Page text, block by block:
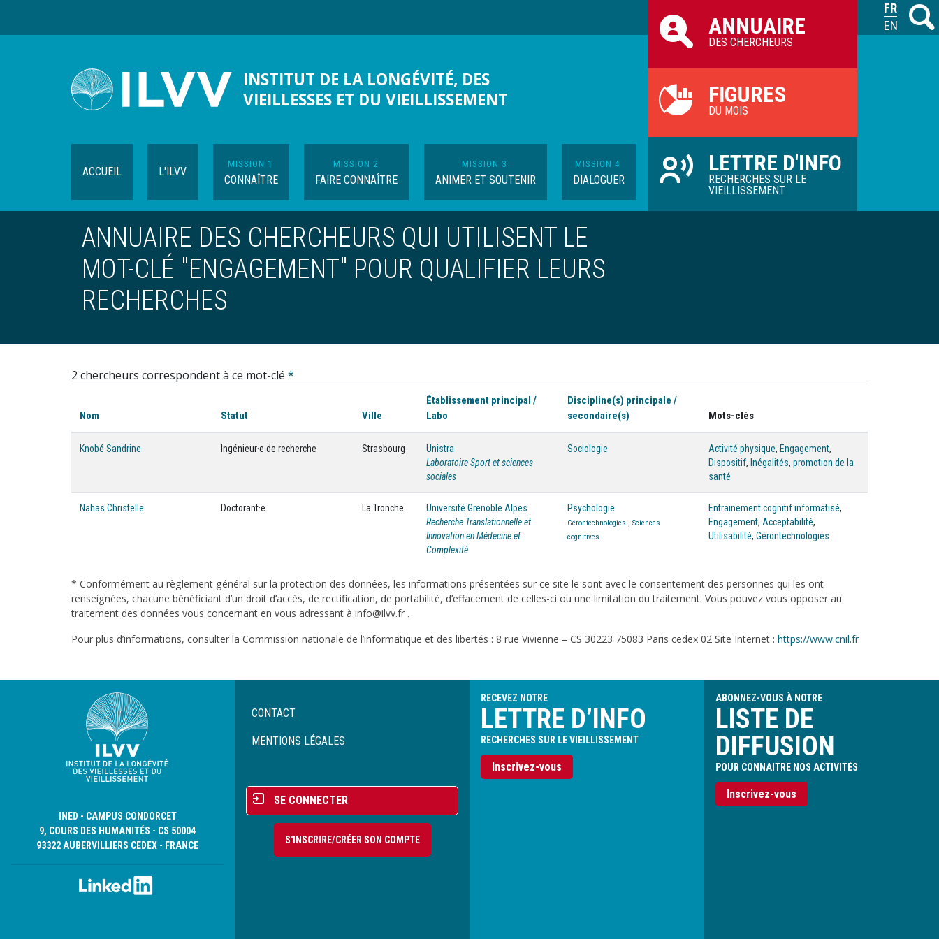
M
INSTITUT DE LA LONGÉVITÉ, DES
VIEILLESSES ET DU VIEILLISSEMENT
ACCUEIL L'ILVV
MISSION 1
CONNAÎTRE
MISSION 2
FAIRE CONNAÎTRE
MISSION 3
ANIMER ET SOUTENIR
MISSION 4
DIALOGUER
ILVV
ANNUAIRE
DES CHERCHEURS
FIGURES
DU MOIS
LETTRE D'INFO
RECHERCHES SUR LE
VIEILLISSEMENT
ANNUAIRE DES CHERCHEURS QUI UTILISENT LE
MOT-CLÉ "ENGAGEMENT" POUR QUALIFIER LEURS
RECHERCHES
2 chercheurs correspondent à ce mot-clé *
Nom Statut Ville
Établissement principal /
Labo
Discipline(s) principale /
secondaire(s)
Mots-clés
Knobé Sandrine Ingénieur·e de recherche Strasbourg
Unistra
Laboratoire Sport et sciences
sociales
Sociologie Activité physique, Engagement,
Dispositif, Inégalités, promotion de la
santé
Nahas Christelle Doctorant·e La Tronche
Université Grenoble Alpes
Recherche Translationnelle et
Innovation en Médecine et
Complexité
Psychologie
Gérontechnologies , Sciences
cognitives
Entrainement cognitif informatisé,
Engagement, Acceptabilité,
Utilisabilité, Gérontechnologies
* Conformément au règlement général sur la protection des données, les informations présentées sur ce site le sont avec le consentement des personnes qui les ont
renseignées, chacune bénéficiant d’un droit d’accès, de rectification, de portabilité, d’effacement de celles-ci ou une limitation du traitement. Vous pouvez vous opposer au
traitement des données vous concernant en vous adressant à info@ilvv.fr .
Pour plus d’informations, consulter la Commission nationale de l’informatique et des libertés : 8 rue Vivienne – CS 30223 75083 Paris cedex 02 Site Internet : https://www.cnil.fr
INED - CAMPUS CONDORCET
9, COURS DES HUMANITÉS - CS 50004
93322 AUBERVILLIERS CEDEX - FRANCE
Menu
de
CONTACT
MENTIONS LÉGALES
Menu
du
compte
l'utilisateur
SE CONNECTER
S'INSCRIRE/CRÉER SON COMPTE
RECEVEZ NOTRE
LETTRE D’INFO
RECHERCHES SUR LE VIEILLISSEMENT
Inscrivez-vous
ABONNEZ-VOUS À NOTRE
LISTE DE
DIFFUSION
POUR CONNAITRE NOS ACTIVITÉS
Inscrivez-vous
FRANÇAIS
ENGLISH